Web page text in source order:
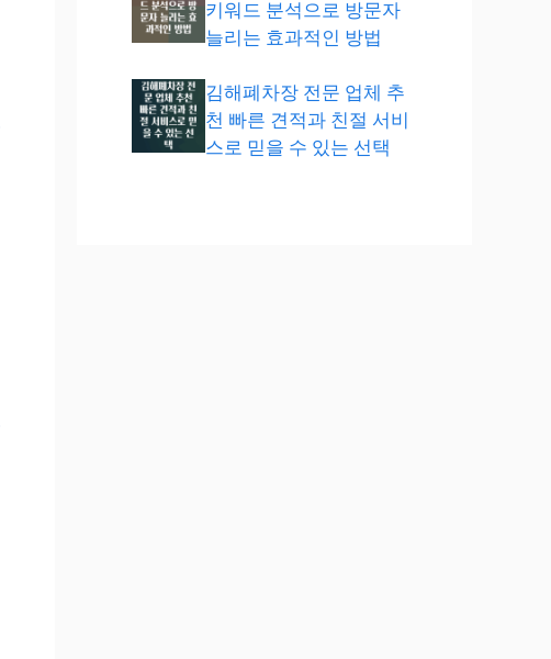
키워드 분석으로 방문자
늘리는 효과적인 방법
김해폐차장 전문 업체 추
천 빠른 견적과 친절 서비
스로 믿을 수 있는 선택